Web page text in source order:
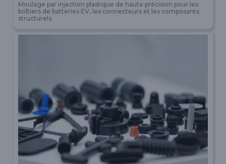
Moulage par injection plastique de haute précision pour les
boîtiers de batteries EV, les connecteurs et les composants
structurels.